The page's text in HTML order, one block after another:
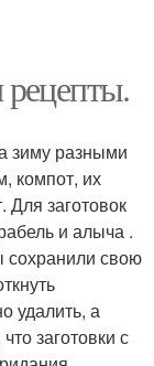
рецепты.
зиму разными
компот, их
заготовок
и алыча .
сохранили свою
удалить, а
заготовки с